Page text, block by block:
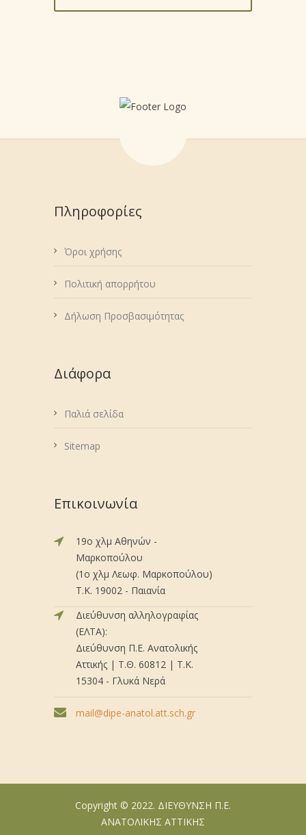
Πληροφορίες
Όροι χρήσης
Πολιτική απορρήτου
Δήλωση Προσβασιμότητας
Διάφορα
Παλιά σελίδα
Sitemap
Επικοινωνία
19ο χλμ Αθηνών -
Μαρκοπούλου
(1ο χλμ Λεωφ. Μαρκοπούλου)
Τ.Κ. 19002 - Παιανία
Διεύθυνση αλληλογραφίας
(ΕΛΤΑ):
Διεύθυνση Π.Ε. Ανατολικής
Αττικής | Τ.Θ. 60812 | Τ.Κ.
15304 - Γλυκά Νερά
mail@dipe-anatol.att.sch.gr
Copyright © 2022. ΔΙΕΥΘΥΝΣΗ Π.Ε.
ΑΝΑΤΟΛΙΚΗΣ ΑΤΤΙΚΗΣ